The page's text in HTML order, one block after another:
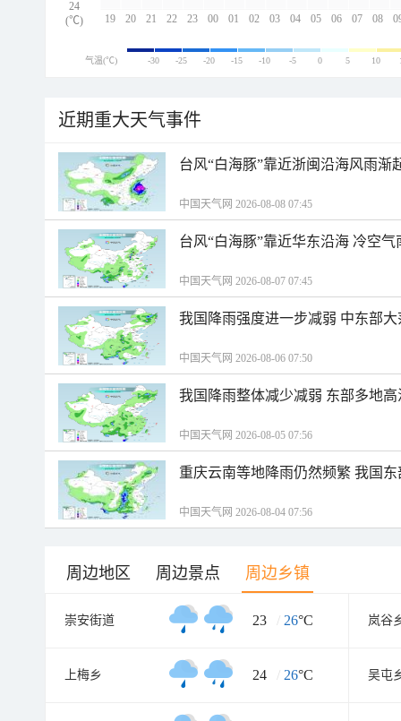
19 20 21 22 23 00 01 02 03 04 05 06 07 08
24
(℃)
气温(℃) -30 -25 -20 -15 -10 -5 0 5 10
近期重大天气事件
台风“白海豚”靠近浙闽沿海风雨渐
中国天气网 2026-08-08 07:45
台风“白海豚”靠近华东沿海 冷空
中国天气网 2026-08-07 07:45
我国降雨强度进一步减弱 中东部
中国天气网 2026-08-06 07:50
我国降雨整体减少减弱 东部多地
中国天气网 2026-08-05 07:56
重庆云南等地降雨仍然频繁 我国
中国天气网 2026-08-04 07:56
周边地区 周边景点 周边乡镇
崇安街道 23 / 26°C 岚谷
上梅乡 24 / 26°C 吴屯